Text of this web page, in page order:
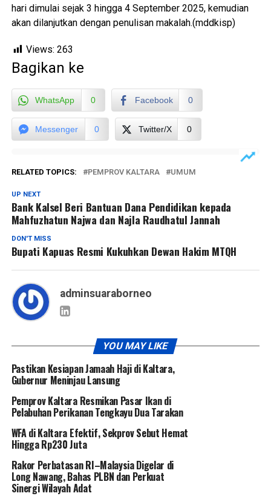
hari dimulai sejak 3 hingga 4 September 2025, kemudian
akan dilanjutkan dengan penulisan makalah.(mddkisp)
Views: 263
Bagikan ke
WhatsApp 0 Facebook 0
Messenger 0 Twitter/X 0
RELATED TOPICS: PEMPROV KALTARA UMUM
UP NEXT
Bank Kalsel Beri Bantuan Dana Pendidikan kepada
Mahfuzhatun Najwa dan Najla Raudhatul Jannah
DON'T MISS
Bupati Kapuas Resmi Kukuhkan Dewan Hakim MTQH
adminsuaraborneo
YOU MAY LIKE
Pastikan Kesiapan Jamaah Haji di Kaltara,
Gubernur Meninjau Lansung
Pemprov Kaltara Resmikan Pasar Ikan di
Pelabuhan Perikanan Tengkayu Dua Tarakan
WFA di Kaltara Efektif, Sekprov Sebut Hemat
Hingga Rp230 Juta
Rakor Perbatasan RI–Malaysia Digelar di
Long Nawang, Bahas PLBN dan Perkuat
Sinergi Wilayah Adat